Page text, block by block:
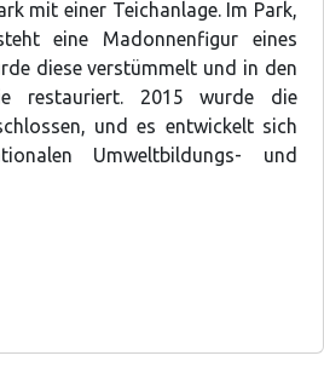
mit einer Teichanlage. Im Park,
eine Madonnenfigur eines
diese verstümmelt und in den
restauriert. 2015 wurde die
und es entwickelt sich
Umweltbildungs- und